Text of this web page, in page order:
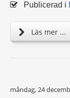
Publicerad i
Läs mer ...
måndag, 24